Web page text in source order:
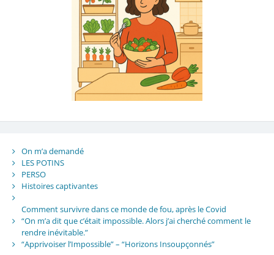
On m’a demandé
LES POTINS
PERSO
Histoires captivantes
Comment survivre dans ce monde de fou, après le Covid
“On m’a dit que c’était impossible. Alors j’ai cherché comment le
rendre inévitable.”
“Apprivoiser l’Impossible” – “Horizons Insoupçonnés”